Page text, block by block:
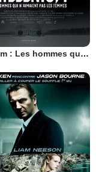
Millenium : Les hommes qui n’aimaient pas les femmes